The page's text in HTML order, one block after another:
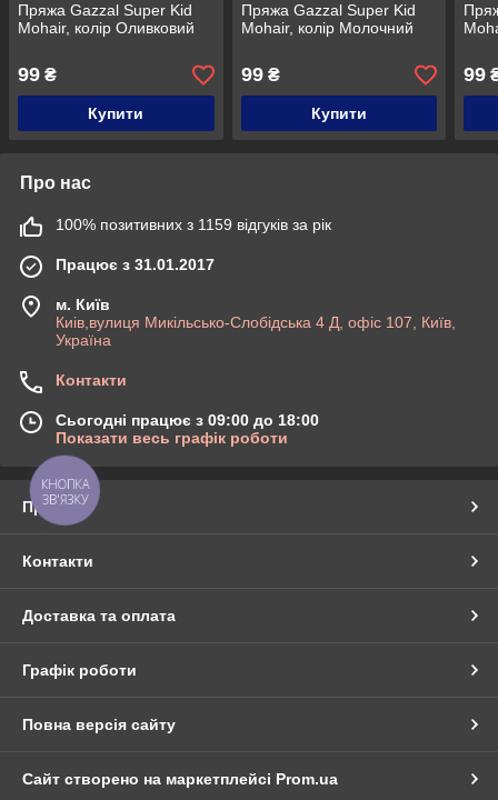
Пряжа Gazzal Super Kid
Mohair, колір Оливковий
99 ₴
Купити
Пряжа Gazzal Super Kid
Mohair, колір Молочний
99₴
Купити
99
Про нас
100% позитивних з 1159 відгуків за рік
Працює з 31.01.2017
м. Київ
Киів,вулиця Микільсько-Слобідська 4 Д, офіс 107, Київ,
Україна
Контакти
Сьогодні працює з 09:00 до 18:00
Показати весь графік роботи
Про нас
Контакти
Доставка та оплата
Графік роботи
Повна версія сайту
Сайт створено на маркетплейсі Prom.ua
КНОПКА
ЗВ'ЯЗКУ